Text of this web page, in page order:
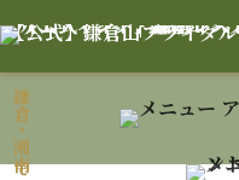
【公式】鎌倉山ブライダル